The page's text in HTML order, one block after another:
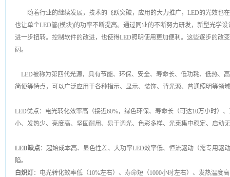
随着行业的继续发展，技术的飞跃突破，应用的大力推广，LED的光效也
也让单个LED管(模块)的功率不断提高。通过同业的不断努力研发，新型光学
进一步扭转。控制软件的改进，也使得LED照明使用更加便利。这些逐步的改
阔。
LED被称为第四代光源，具有节能、环保、安全、寿命长、低功耗、低热、
简便等特点，可以广泛应用于各种指示、显示、装饰、背光源、普通照明等领
LED优点：电光转化效率高（接近60%，绿色环保、寿命长（可达10万小时）
小、发热少、亮度高、坚固耐用、易于调光、色彩多样、光束集中稳定、启动
LED缺点：起始成本高、显色性差、大功率LED效率低、恒流驱动（需专用驱
陷。
白炽灯 ：电光转化效率低（10%左右）、寿命短（1000小时左右）、发热温度